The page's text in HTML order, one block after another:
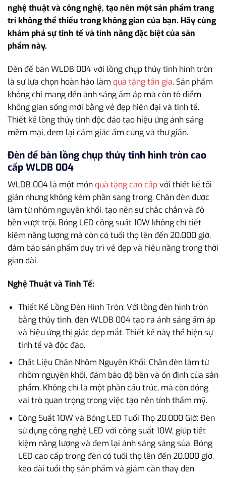
nghệ thuật và công nghệ, tạo nên một sản phẩm trang
trí không thể thiếu trong không gian của bạn. Hãy cùng
khám phá sự tinh tế và tính năng đặc biệt của sản
phẩm này.
Đèn để bàn WLDB 004 với lồng chụp thủy tinh hình tròn
là sự lựa chọn hoàn hảo làm quà tặng tân gia. Sản phẩm
không chỉ mang đến ánh sáng ấm áp mà còn tô điểm
không gian sống mới bằng vẻ đẹp hiện đại và tinh tế.
Thiết kế lồng thủy tinh độc đáo tạo hiệu ứng ánh sáng
mềm mại, đem lại cảm giác ấm cúng và thư giãn.
Đèn để bàn lồng chụp thủy tinh hình tròn cao
cấp WLDB 004
WLDB 004 là một món quà tặng cao cấpvới thiết kế tối
giản nhưng không kém phần sang trọng. Chân đèn được
làm từ nhôm nguyên khối, tạo nên sự chắc chắn và độ
bền vượt trội. Bóng LED công suất 10W không chỉ tiết
kiệm năng lượng mà còn có tuổi thọ lên đến 20.000 giờ,
đảm bảo sản phẩm duy trì vẻ đẹp và hiệu năng trong thời
gian dài.
Nghệ Thuật và Tinh Tế:
Thiết Kế Lồng Đèn Hình Tròn: Với lồng đèn hình tròn
bằng thủy tinh, đèn WLDB 004 tạo ra ánh sáng ấm áp
và hiệu ứng thị giác đẹp mắt. Thiết kế này thể hiện sự
tinh tế và độc đáo.
Chất Liệu Chân Nhôm Nguyên Khối: Chân đèn làm từ
nhôm nguyên khối, đảm bảo độ bền và ổn định của sản
phẩm. Không chỉ là một phần cấu trúc, mà còn đóng
vai trò quan trọng trong việc tạo nên tính thẩm mỹ.
Công Suất 10W và Bóng LED Tuổi Thọ 20.000 Giờ: Đèn
sử dụng công nghệ LED với công suất 10W, giúp tiết
kiệm năng lượng và đem lại ánh sáng sáng sủa. Bóng
LED cao cấp trong đèn có tuổi thọ lên đến 20.000 giờ,
kéo dài tuổi thọ sản phẩm và giảm cần thay đèn